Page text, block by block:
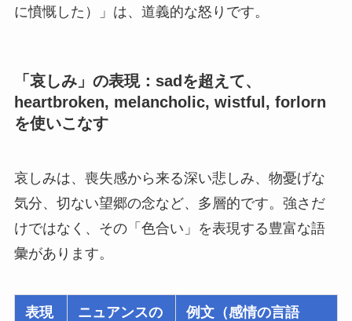
に憤慨した）」は、道義的な怒りです。
「哀しみ」の表現：sadを超えて、
heartbroken, melancholic, wistful, forlorn
を使いこなす
哀しみは、喪失感から来る深い悲しみ、物憂げな
気分、切ない望郷の念など、多層的です。強さだ
けではなく、その「色合い」を表現する豊富な語
彙があります。
表現
ニュアンスの
例文（感情の言語